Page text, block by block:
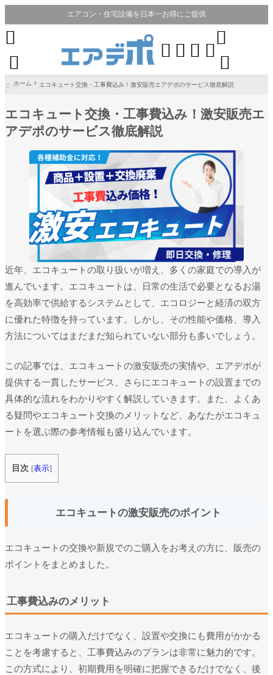
エアコン・住宅設備を日本一お得にご提供
   




 ホーム エコキュート交換・工事費込み！激安販売エアデポのサービス徹底解説
エコキュート交換・工事費込み！激安販売エ
アデポのサービス徹底解説
近年、エコキュートの取り扱いが増え、多くの家庭での導入が
進んでいます。エコキュートは、日常の生活で必要となるお湯
を高効率で供給するシステムとして、エコロジーと経済の双方
に優れた特徴を持っています。しかし、その性能や価格、導入
方法についてはまだまだ知られていない部分も多いでしょう。
この記事では、エコキュートの激安販売の実情や、エアデポが
提供する一貫したサービス、さらにエコキュートの設置までの
具体的な流れをわかりやすく解説していきます。また、よくあ
る疑問やエコキュート交換のメリットなど、あなたがエコキュ
ートを選ぶ際の参考情報も盛り込んでいます。
目次 [表示]
エコキュートの激安販売のポイント
エコキュートの交換や新規でのご購入をお考えの方に、販売の
ポイントをまとめました。
工事費込みのメリット
エコキュートの購入だけでなく、設置や交換にも費用がかかる
ことを考慮すると、工事費込みのプランは非常に魅力的です。
この方式により、初期費用を明確に把握できるだけでなく、後